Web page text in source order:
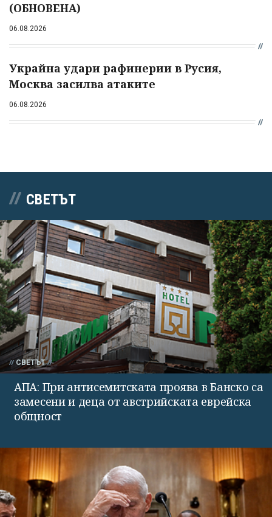
(ОБНОВЕНА)
06.08.2026
Украйна удари рафинерии в Русия,
Москва засилва атаките
06.08.2026
СВЕТЪТ
СВЕТЪТ
АПА: При антисемитската проява в Банско са
замесени и деца от австрийската еврейска
общност